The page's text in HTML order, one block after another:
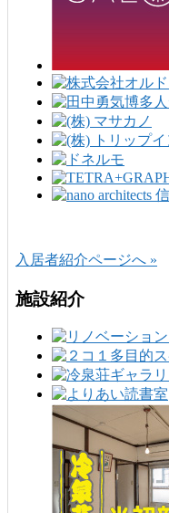
入居者紹介ページへ »
施設紹介